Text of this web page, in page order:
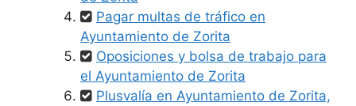
Pagar multas de tráfico en
Ayuntamiento de Zorita
Oposiciones y bolsa de trabajo para
el Ayuntamiento de Zorita
Plusvalía en Ayuntamiento de Zorita,